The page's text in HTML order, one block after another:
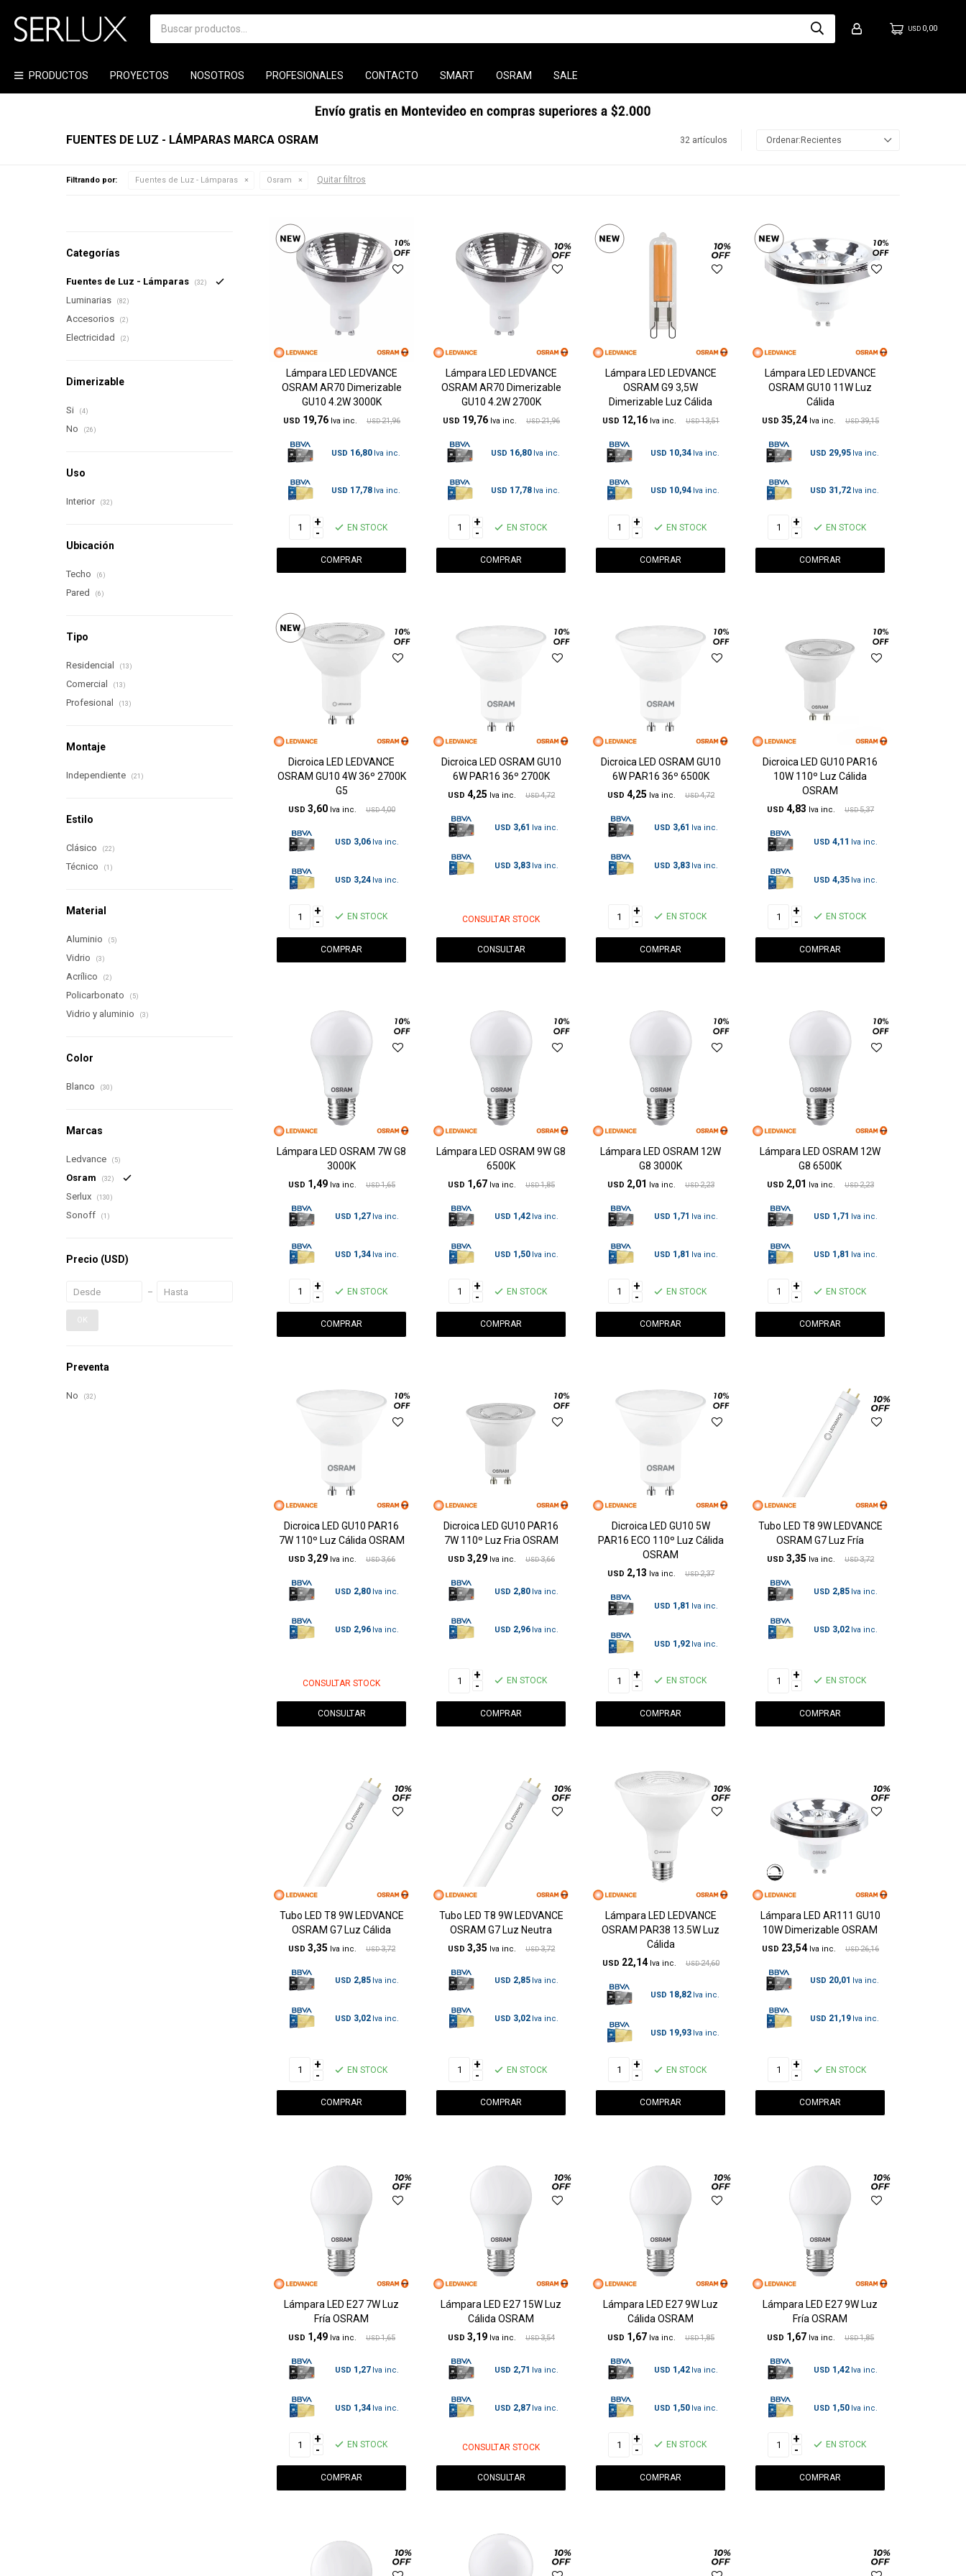
PRODUCTOS PROYECTOS NOSOTROS PROFESIONALES CONTACTO SMART OSRAM SALE
USD 0,00
FUENTES DE LUZ - LÁMPARAS MARCA OSRAM 32 artículos Recientes
Filtrando por: Fuentes de Luz - Lámparas Osram Quitar filtros
Lámpara LED LEDVANCE
OSRAM AR70 Dimerizable
GU10 4.2W 3000K
USD 19,76 USD 21,96
USD 16,80
USD 17,78
+
- EN STOCK
Lámpara LED LEDVANCE
OSRAM AR70 Dimerizable
GU10 4.2W 2700K
USD 19,76 USD 21,96
USD 16,80
USD 17,78
+
- EN STOCK
Lámpara LED LEDVANCE
OSRAM G9 3,5W
Dimerizable Luz Cálida
USD 12,16 USD 13,51
USD 10,34
USD 10,94
+
- EN STOCK
Lámpara LED LEDVANCE
OSRAM GU10 11W Luz
Cálida
USD 35,24 USD 39,15
USD 29,95
USD 31,72
+
- EN STOCK
Dicroica LED LEDVANCE
OSRAM GU10 4W 36º 2700K
G5
USD 3,60 USD 4,00
USD 3,06
USD 3,24
+
- EN STOCK
Dicroica LED OSRAM GU10
6W PAR16 36º 2700K
USD 4,25 USD 4,72
USD 3,61
USD 3,83
CONSULTAR STOCK
CONSULTAR
Dicroica LED OSRAM GU10
6W PAR16 36º 6500K
USD 4,25 USD 4,72
USD 3,61
USD 3,83
+
- EN STOCK
Dicroica LED GU10 PAR16
10W 110º Luz Cálida
OSRAM
USD 4,83 USD 5,37
USD 4,11
USD 4,35
+
- EN STOCK
Lámpara LED OSRAM 7W G8
3000K
USD 1,49 USD 1,65
USD 1,27
USD 1,34
+
- EN STOCK
Lámpara LED OSRAM 9W G8
6500K
USD 1,67 USD 1,85
USD 1,42
USD 1,50
+
- EN STOCK
Lámpara LED OSRAM 12W
G8 3000K
USD 2,01 USD 2,23
USD 1,71
USD 1,81
+
- EN STOCK
Lámpara LED OSRAM 12W
G8 6500K
USD 2,01 USD 2,23
USD 1,71
USD 1,81
+
- EN STOCK
Dicroica LED GU10 PAR16
7W 110º Luz Cálida OSRAM
USD 3,29 USD 3,66
USD 2,80
USD 2,96
CONSULTAR STOCK
CONSULTAR
Dicroica LED GU10 PAR16
7W 110º Luz Fria OSRAM
USD 3,29 USD 3,66
USD 2,80
USD 2,96
+
- EN STOCK
Dicroica LED GU10 5W
PAR16 ECO 110º Luz Cálida
OSRAM
USD 2,13 USD 2,37
USD 1,81
USD 1,92
+
- EN STOCK
Tubo LED T8 9W LEDVANCE
OSRAM G7 Luz Fría
USD 3,35 USD 3,72
USD 2,85
USD 3,02
+
- EN STOCK
Tubo LED T8 9W LEDVANCE
OSRAM G7 Luz Cálida
USD 3,35 USD 3,72
USD 2,85
USD 3,02
+
- EN STOCK
Tubo LED T8 9W LEDVANCE
OSRAM G7 Luz Neutra
USD 3,35 USD 3,72
USD 2,85
USD 3,02
+
- EN STOCK
Lámpara LED LEDVANCE
OSRAM PAR38 13.5W Luz
Cálida
USD 22,14 USD 24,60
USD 18,82
USD 19,93
+
- EN STOCK
Lámpara LED AR111 GU10
10W Dimerizable OSRAM
USD 23,54 USD 26,16
USD 20,01
USD 21,19
+
- EN STOCK
Lámpara LED E27 7W Luz
Fría OSRAM
USD 1,49 USD 1,65
USD 1,27
USD 1,34
+
- EN STOCK
Lámpara LED E27 15W Luz
Cálida OSRAM
USD 3,19 USD 3,54
USD 2,71
USD 2,87
CONSULTAR STOCK
CONSULTAR
Lámpara LED E27 9W Luz
Cálida OSRAM
USD 1,67 USD 1,85
USD 1,42
USD 1,50
+
- EN STOCK
Lámpara LED E27 9W Luz
Fría OSRAM
USD 1,67 USD 1,85
USD 1,42
USD 1,50
+
- EN STOCK
Categorías
Fuentes de Luz - Lámparas (32)
Luminarias (82)
Accesorios (2)
Electricidad (2)
Uso
Interior (32)
Ubicación
Techo (6)
Pared (6)
Tipo
Residencial (13)
Comercial (13)
Profesional (13)
Montaje
Independiente (21)
Estilo
Clásico (22)
Técnico (1)
Material
Aluminio (5)
Vidrio (3)
Acrílico (2)
Policarbonato (5)
Vidrio y aluminio (3)
Color
Blanco (30)
Marcas
Ledvance (5)
Osram (32)
Serlux (130)
Sonoff (1)
Precio (USD)
OK
Preventa
No (32)
Dimerizable
Si (4)
No (26)